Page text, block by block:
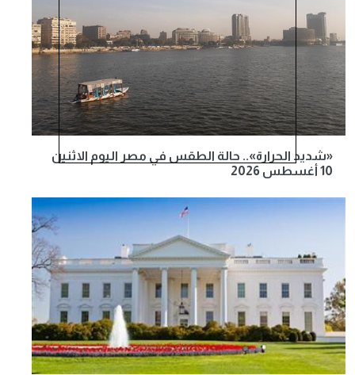
«شديد الحرارة».. حالة الطقس في مصر اليوم الاثنين
10 أغسطس 2026